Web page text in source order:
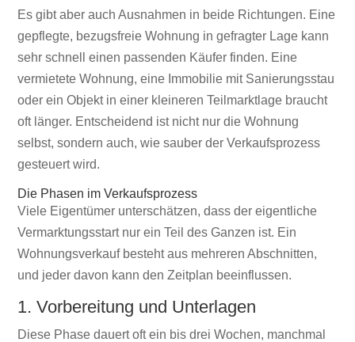
Es gibt aber auch Ausnahmen in beide Richtungen. Eine
gepflegte, bezugsfreie Wohnung in gefragter Lage kann
sehr schnell einen passenden Käufer finden. Eine
vermietete Wohnung, eine Immobilie mit Sanierungsstau
oder ein Objekt in einer kleineren Teilmarktlage braucht
oft länger. Entscheidend ist nicht nur die Wohnung
selbst, sondern auch, wie sauber der Verkaufsprozess
gesteuert wird.
Die Phasen im Verkaufsprozess
Viele Eigentümer unterschätzen, dass der eigentliche
Vermarktungsstart nur ein Teil des Ganzen ist. Ein
Wohnungsverkauf besteht aus mehreren Abschnitten,
und jeder davon kann den Zeitplan beeinflussen.
1. Vorbereitung und Unterlagen
Diese Phase dauert oft ein bis drei Wochen, manchmal